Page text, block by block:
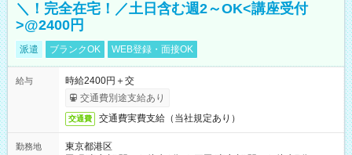
＼！完全在宅！／土日含む週2～OK<講座受付
>@2400円
派遣 ブランクOK WEB登録・面接OK
給与
時給2400円＋交
交通費別途支給あり
交通費 交通費実費支給（当社規定あり）
勤務地
東京都港区